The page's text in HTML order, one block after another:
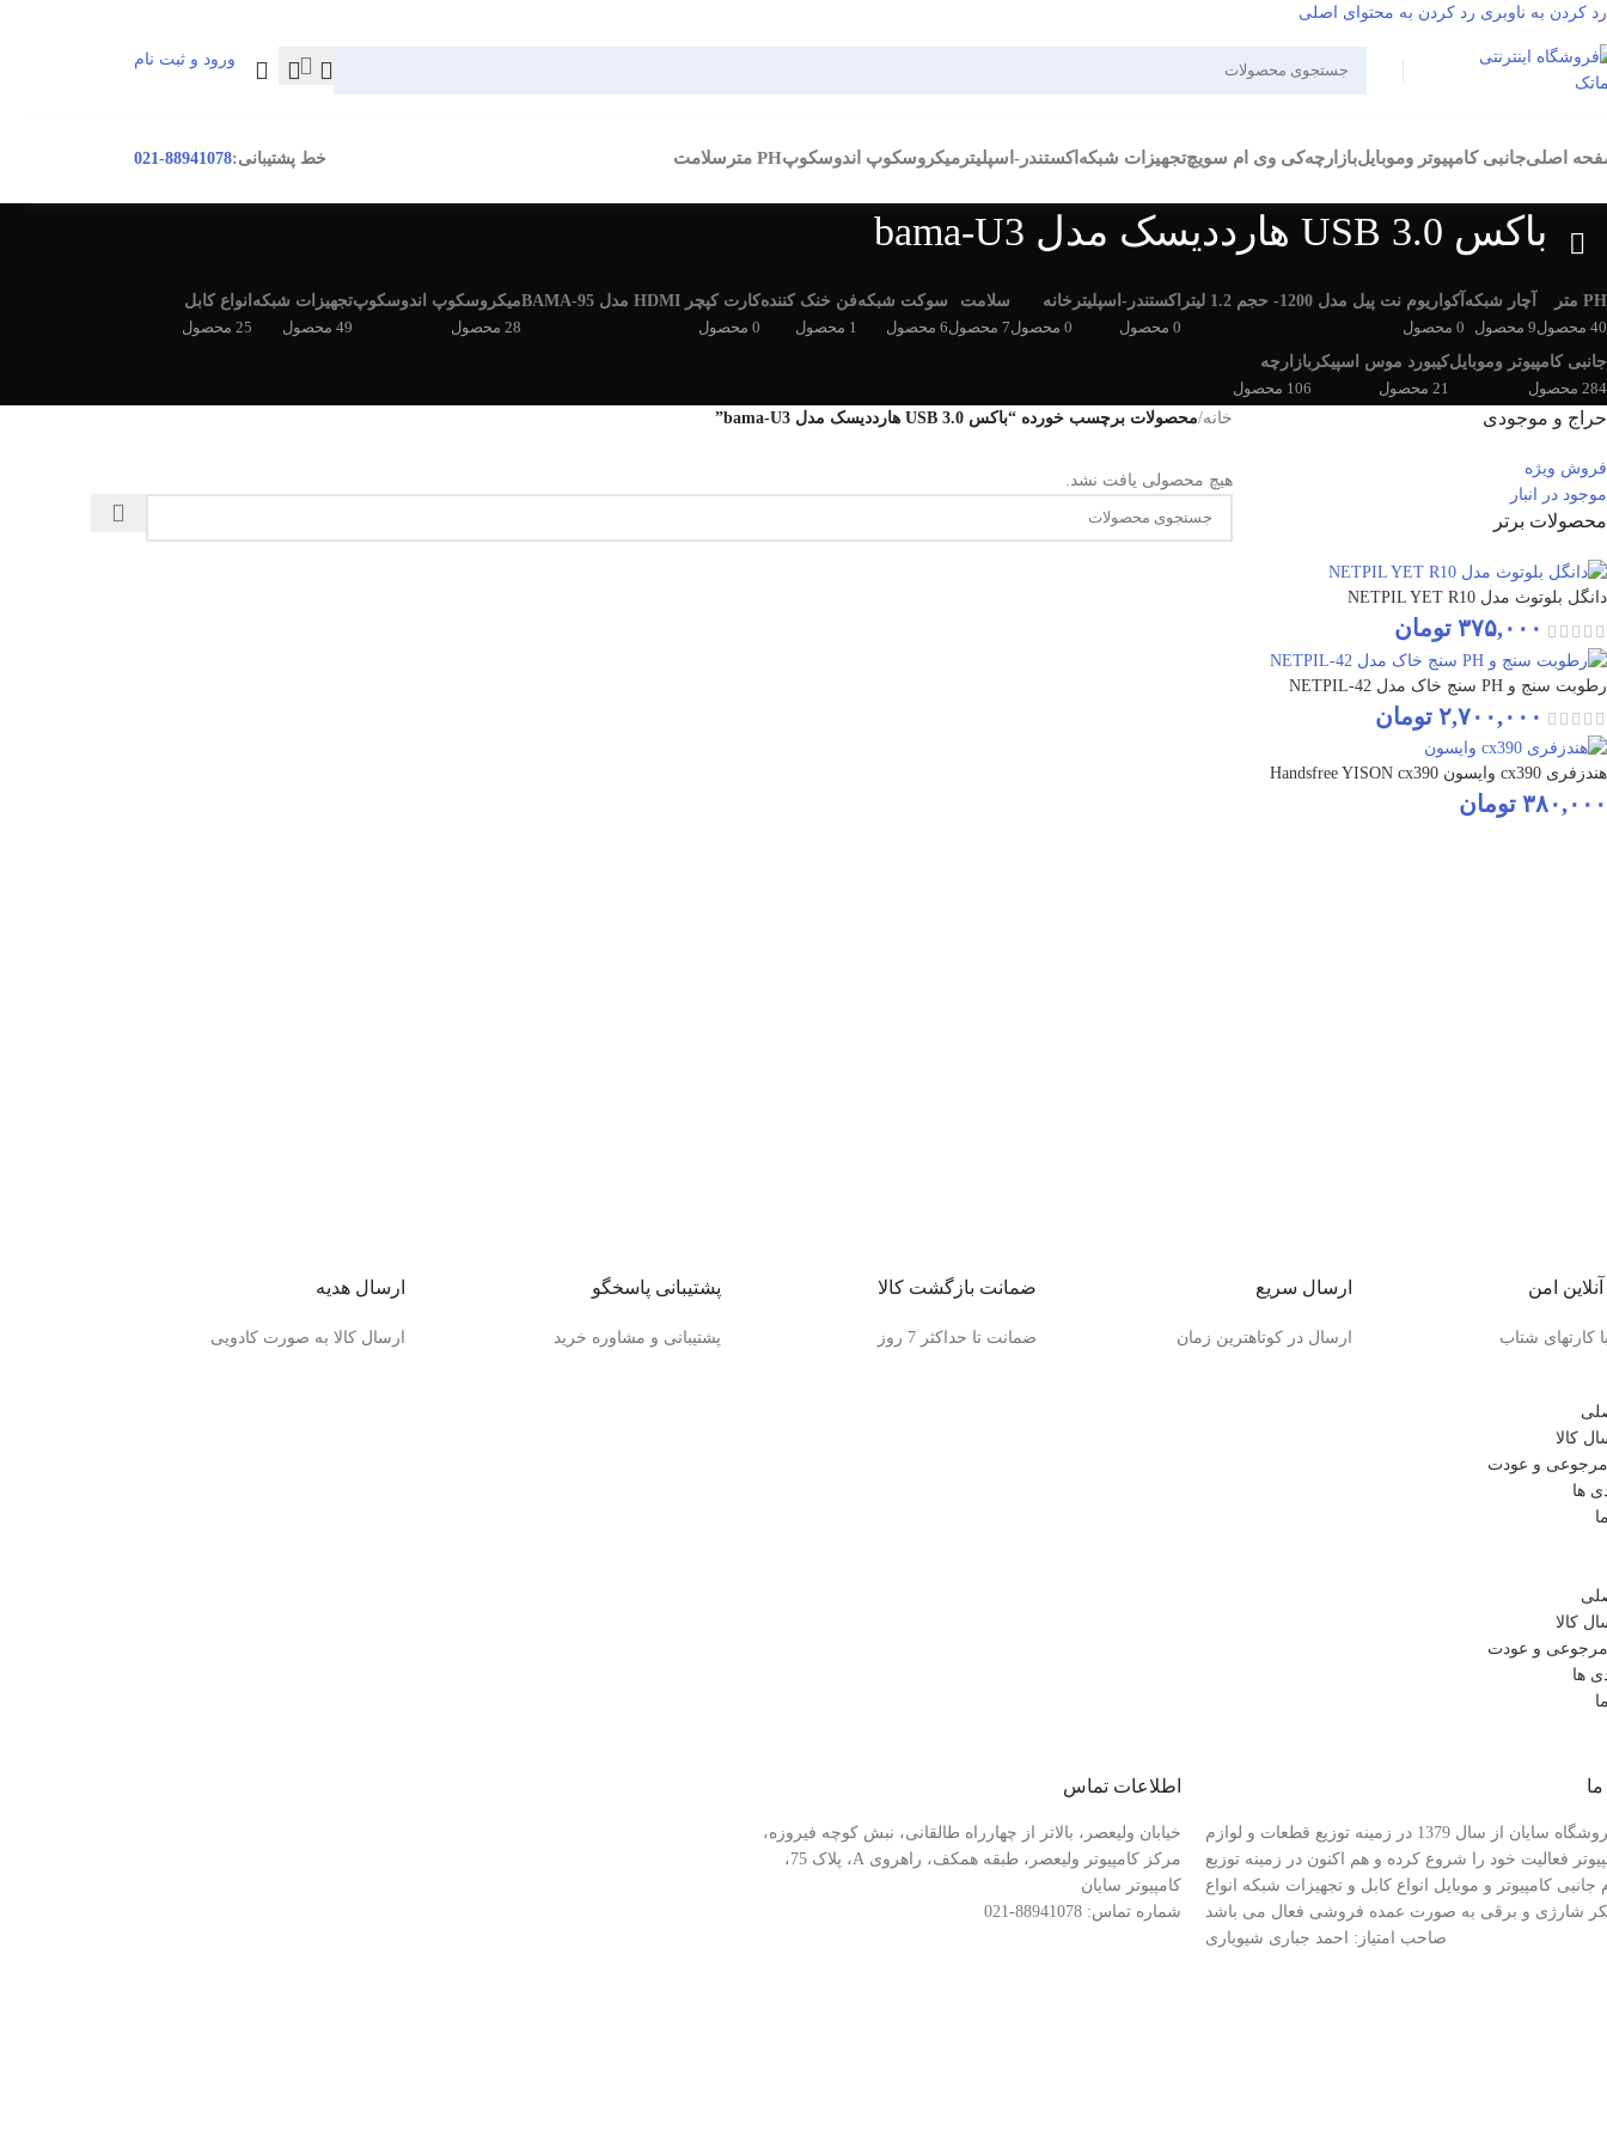
رد کردن به ناوبری رد کردن به محتوای اصلی
ورود و ثبت نام
ورود / ثبت نام
اصلیجانبی کامپیوتر وموبایلبازارچهکی وی ام سویچتجهیزات شبکه اکستندر-اسپلیتر میکروسکوپ اندوسکوپPH متر سلامت خط پشتیبانی:88941078-021
باکس USB 3.0 هارددیسک مدل bama-U3
PH متر
40 محصول
آچار شبکه
9 محصول
آکواریوم نت پیل مدل 1200- حجم 1.2 لیتر
0 محصول
اکستندر-اسپلیتر
0 محصول
خانه
0 محصول
سلامت
7 محصول
سوکت شبکه
6 محصول
فن خنک کننده
1 محصول
کارت کپچر HDMI مدل BAMA-95
0 محصول
میکروسکوپ اندوسکوپ
28 محصول
تجهیزات شبکه
49 محصول
انواع کابل
25 محصول
جانبی کامپیوتر وموبایل
284 محصول
کیبورد موس اسپیکر
21 محصول
بازارچه
106 محصول
حراج و موجودی
فروش ویژه
موجود در انبار
محصولات برتر
دانگل بلوتوث مدل NETPIL YET R10
۳۷۵,۰۰۰ تومان
رطوبت سنج و PH سنج خاک مدل NETPIL-42
۲,۷۰۰,۰۰۰ تومان
هندزفری cx390 وایسون Handsfree YISON cx390
۳۸۰,۰۰۰ تومان
خانه/محصولات برچسب خورده “باکس USB 3.0 هارددیسک مدل bama-U3”
هیچ محصولی یافت نشد.
امن
کارتهای شتاب
ارسال سریع
ارسال در کوتاهترین زمان
ضمانت بازگشت کالا
ضمانت تا حداکثر 7 روز
پشتیبانی پاسخگو
پشتیبانی و مشاوره خرید
ارسال هدیه
ارسال کالا به صورت کادویی
کالا
و عودت
ها
کالا
و عودت
ها
فروشگاه سایان از سال 1379 در زمینه توزیع قطعات و لوازم
فعالیت خود را شروع کرده و هم اکنون در زمینه توزیع
جانبی کامپیوتر و موبایل انواع کابل و تجهیزات شبکه انواع
شارژی و برقی به صورت عمده فروشی فعال می باشد
صاحب امتیاز: احمد جباری شیویاری
اطلاعات تماس
خیابان ولیعصر، بالاتر از چهارراه طالقانی، نبش کوچه فیروزه،
مرکز کامپیوتر ولیعصر، طبقه همکف، راهروی A، پلاک 75،
کامپیوتر سایان
شماره تماس: 88941078-021